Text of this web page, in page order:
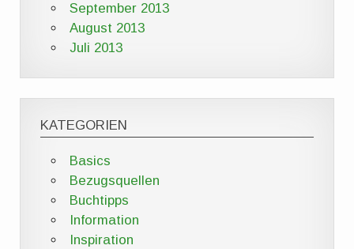
September 2013
August 2013
Juli 2013
KATEGORIEN
Basics
Bezugsquellen
Buchtipps
Information
Inspiration